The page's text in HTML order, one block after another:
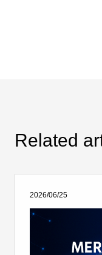
Related
2026/06/25